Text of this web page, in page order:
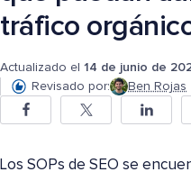
tráfico
Actualizado el 14 de junio de
Revisado por:
Ben Rojas
Los SOPs de SEO se